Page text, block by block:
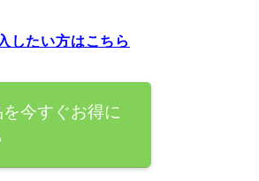
したい方はこちら
今すぐお得に